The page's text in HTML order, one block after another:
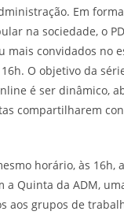
Em
na sociedade, o
mais convidados no
16h. O objetivo da
é ser dinâmico,
compartilharem
horário, às 16h,
a Quinta da ADM,
aos grupos de